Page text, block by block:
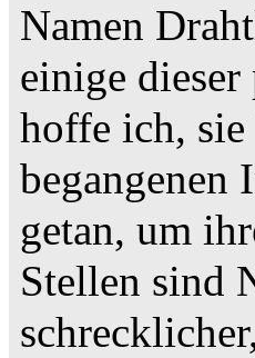
Namen
einige
hoffe ich,
begangenen
getan, um
Stellen sind